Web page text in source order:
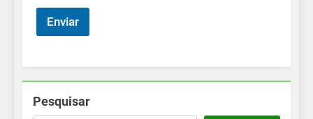
Enviar
Pesquisar